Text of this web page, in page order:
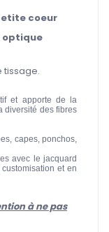
coeur
optique
tissage.
et apporte de la
diversité des fibres
capes, ponchos,
avec le jacquard
et en
à ne pas